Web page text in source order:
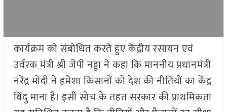
कार्यक्रम को संबोधित करते हुए केंद्रीय रसायन एवं
उर्वरक मंत्री श्री जेपी नड्डा ने कहा कि माननीय प्रधानमंत्री
नरेंद्र मोदी ने हमेशा किसानों को देश की नीतियों का केंद्र
बिंदु माना है। इसी सोच के तहत सरकार की प्राथमिकता